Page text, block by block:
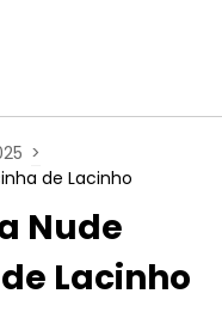
>
de Lacinho
Nude
Lacinho